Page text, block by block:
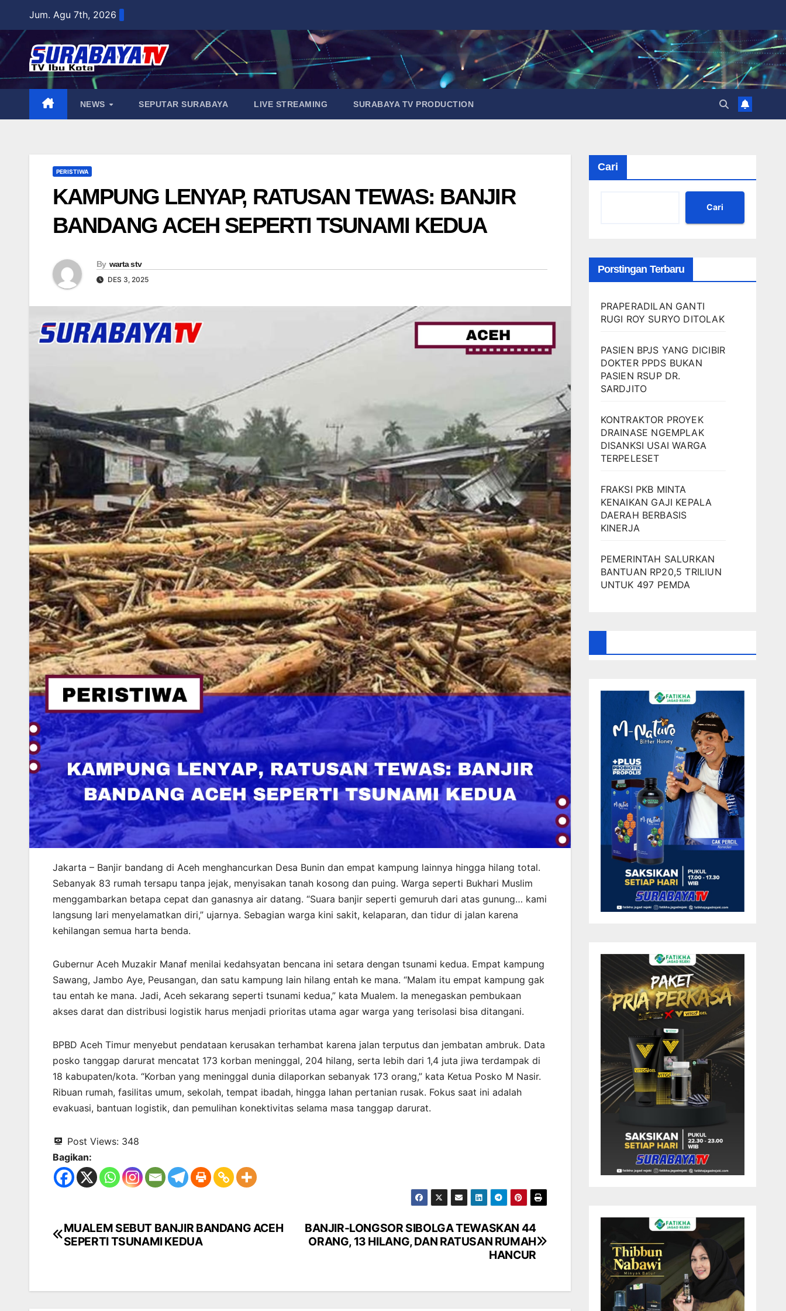
content
Jum. Agu 7th, 2026
NEWS SEPUTAR SURABAYA LIVE STREAMING SURABAYA TV PRODUCTION
PERISTIWA
KAMPUNG LENYAP, RATUSAN TEWAS: BANJIR
BANDANG ACEH SEPERTI TSUNAMI KEDUA
By warta stv
DES 3, 2025
Jakarta – Banjir bandang di Aceh menghancurkan Desa Bunin dan empat kampung lainnya hingga hilang total.
Sebanyak 83 rumah tersapu tanpa jejak, menyisakan tanah kosong dan puing. Warga seperti Bukhari Muslim
menggambarkan betapa cepat dan ganasnya air datang. “Suara banjir seperti gemuruh dari atas gunung… kami
langsung lari menyelamatkan diri,” ujarnya. Sebagian warga kini sakit, kelaparan, dan tidur di jalan karena
kehilangan semua harta benda.
Gubernur Aceh Muzakir Manaf menilai kedahsyatan bencana ini setara dengan tsunami kedua. Empat kampung
Sawang, Jambo Aye, Peusangan, dan satu kampung lain hilang entah ke mana. “Malam itu empat kampung gak
tau entah ke mana. Jadi, Aceh sekarang seperti tsunami kedua,” kata Mualem. Ia menegaskan pembukaan
akses darat dan distribusi logistik harus menjadi prioritas utama agar warga yang terisolasi bisa ditangani.
BPBD Aceh Timur menyebut pendataan kerusakan terhambat karena jalan terputus dan jembatan ambruk. Data
posko tanggap darurat mencatat 173 korban meninggal, 204 hilang, serta lebih dari 1,4 juta jiwa terdampak di
18 kabupaten/kota. “Korban yang meninggal dunia dilaporkan sebanyak 173 orang,” kata Ketua Posko M Nasir.
Ribuan rumah, fasilitas umum, sekolah, tempat ibadah, hingga lahan pertanian rusak. Fokus saat ini adalah
evakuasi, bantuan logistik, dan pemulihan konektivitas selama masa tanggap darurat.
Post Views: 348
Bagikan:
Navigasi
BANJIR-LONGSOR SIBOLGA TEWASKAN 44
ORANG, 13 HILANG, DAN RATUSAN RUMAH
HANCUR
MUALEM SEBUT BANJIR BANDANG ACEH
SEPERTI TSUNAMI KEDUA
Cari
Cari
Porstingan Terbaru
PRAPERADILAN GANTI
RUGI ROY SURYO DITOLAK
PASIEN BPJS YANG DICIBIR
DOKTER PPDS BUKAN
PASIEN RSUP DR.
SARDJITO
KONTRAKTOR PROYEK
DRAINASE NGEMPLAK
DISANKSI USAI WARGA
TERPELESET
FRAKSI PKB MINTA
KENAIKAN GAJI KEPALA
DAERAH BERBASIS
KINERJA
PEMERINTAH SALURKAN
BANTUAN RP20,5 TRILIUN
UNTUK 497 PEMDA